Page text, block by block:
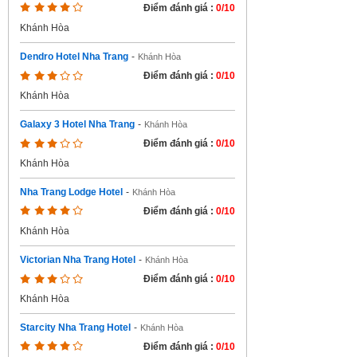
Điểm đánh giá : 0/10
Khánh Hòa
Dendro Hotel Nha Trang - Khánh Hòa
Điểm đánh giá : 0/10
Khánh Hòa
Galaxy 3 Hotel Nha Trang - Khánh Hòa
Điểm đánh giá : 0/10
Khánh Hòa
Nha Trang Lodge Hotel - Khánh Hòa
Điểm đánh giá : 0/10
Khánh Hòa
Victorian Nha Trang Hotel - Khánh Hòa
Điểm đánh giá : 0/10
Khánh Hòa
Starcity Nha Trang Hotel - Khánh Hòa
Điểm đánh giá : 0/10